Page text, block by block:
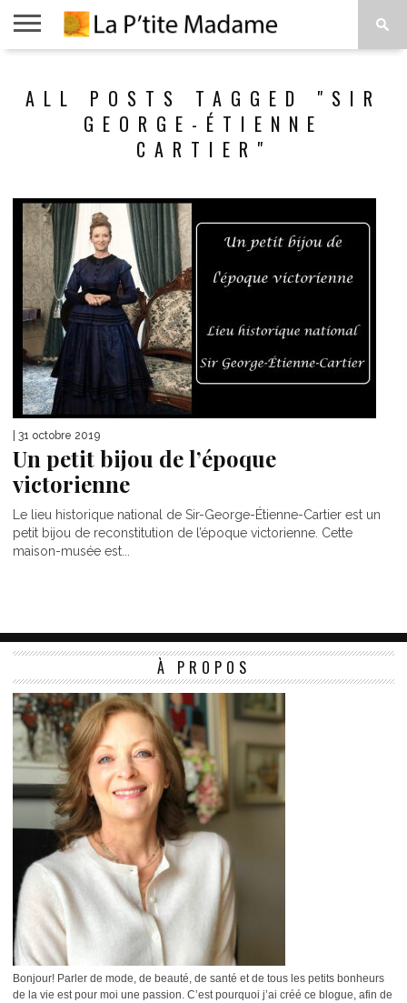
DE
VIVRE
PROPOS
ALL POSTS TAGGED "SIR
GEORGE-ÉTIENNE
CARTIER"
| 31 octobre 2019
Un petit bijou de l’époque
victorienne
Le lieu historique national de Sir-George-Étienne-Cartier est un
petit bijou de reconstitution de l’époque victorienne. Cette
maison-musée est...
À PROPOS
Bonjour! Parler de mode, de beauté, de santé et de tous les petits bonheurs
de la vie est pour moi une passion. C’est pourquoi j’ai créé ce blogue, afin de